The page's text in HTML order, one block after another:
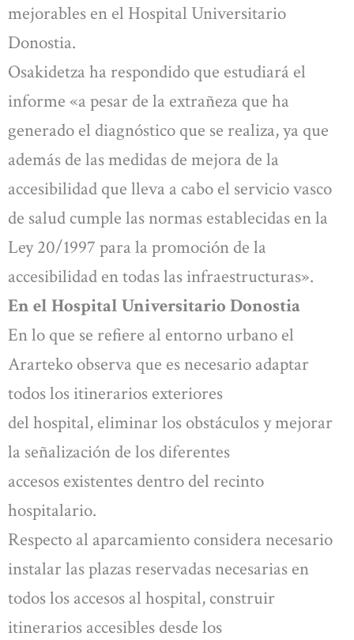
mejorables en el Hospital Universitario
Donostia.
Osakidetza ha respondido que estudiará el
informe «a pesar de la extrañeza que ha
generado el diagnóstico que se realiza, ya que
además de las medidas de mejora de la
accesibilidad que lleva a cabo el servicio vasco
de salud cumple las normas establecidas en la
Ley 20/1997 para la promoción de la
accesibilidad en todas las infraestructuras».
En el Hospital Universitario Donostia
En lo que se refiere al entorno urbano el
Ararteko observa que es necesario adaptar
todos los itinerarios exteriores
del hospital, eliminar los obstáculos y mejorar
la señalización de los diferentes
accesos existentes dentro del recinto
hospitalario.
Respecto al aparcamiento considera necesario
instalar las plazas reservadas necesarias en
todos los accesos al hospital, construir
itinerarios accesibles desde los